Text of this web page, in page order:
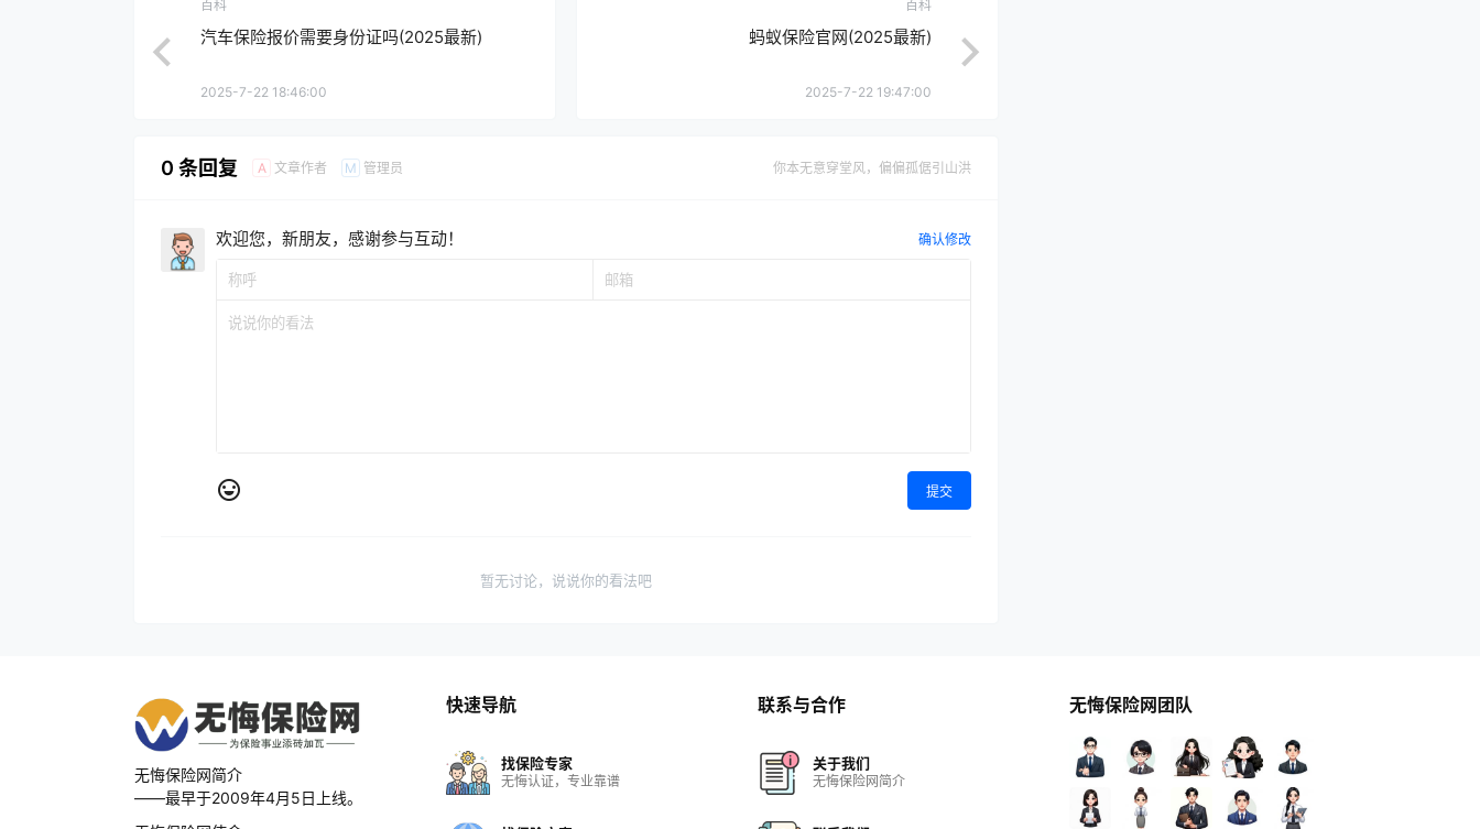
百科
汽车保险报价需要身份证吗(2025最新)
2025-7-22 18:46:00
百科
蚂蚁保险官网(2025最新)
2025-7-22 19:47:00
0 条回复 A 文章作者 M 管理员 你本无意穿堂风，偏偏孤倨引山洪
欢迎您，新朋友，感谢参与互动！ 确认修改
提交
暂无讨论，说说你的看法吧
无悔保险网简介
——最早于2009年4月5日上线。
快速导航
找保险专家
无悔认证，专业靠谱
联系与合作
关于我们
无悔保险网简介
无悔保险网团队